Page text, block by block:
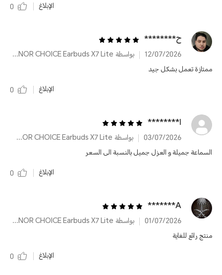
الإبلاغ
0
ح********
12/07/2026
بواسطة HONOR CHOICE Earbuds X7 Lite
ممتازة تعمل بشكل جيد
الإبلاغ
0
ا********
03/07/2026
بواسطة HONOR CHOICE Earbuds X7 Lite
السماعة جميلة و العزل جميل بالنسبة الى السعر
الإبلاغ
0
A*******
01/07/2026
بواسطة HONOR CHOICE Earbuds X7 Lite
منتج رائع للغاية
الإبلاغ
0